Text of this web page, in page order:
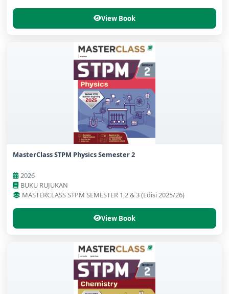
View Book
MasterClass STPM Physics Semester 2
2026
BUKU RUJUKAN
MASTERCLASS STPM SEMESTER 1,2 & 3 (Edisi 2025/26)
View Book